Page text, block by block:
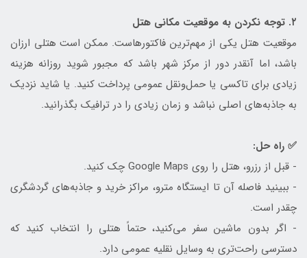
۲. توجه نکردن به موقعیت مکانی هتل
موقعیت هتل یکی از مهم‌ترین فاکتورهاست. ممکن است هتلی ارزان
باشد، اما آنقدر دور از مرکز شهر باشد که مجبور شوید روزانه هزینه
زیادی برای تاکسی یا حمل‌ونقل عمومی پرداخت کنید. یا شاید نزدیک
به جاذبه‌های اصلی نباشد و زمان زیادی را در ترافیک بگذرانید.
✅ راه حل:
- قبل از رزرو، هتل را روی Google Maps چک کنید.
- ببینید فاصله آن تا ایستگاه مترو، مراکز خرید و جاذبه‌های گردشگری
چقدر است.
- اگر بدون ماشین سفر می‌کنید، حتماً هتلی را انتخاب کنید که
دسترسی راحت‌تری به وسایل نقلیه عمومی دارد.